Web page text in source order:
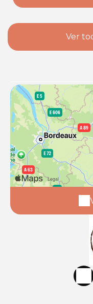
Ver